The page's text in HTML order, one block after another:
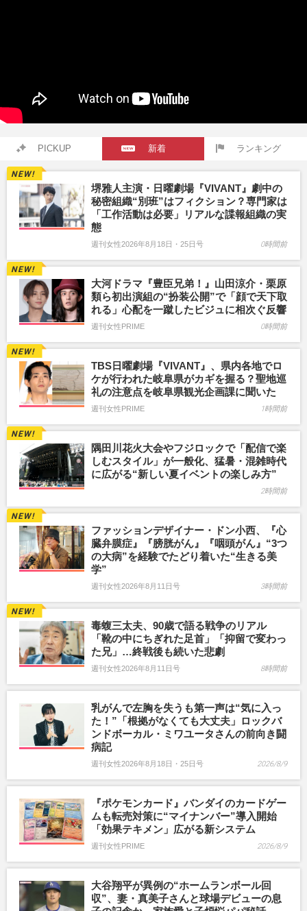
PICKUP 新着 ランキング
堺雅人主演・日曜劇場『VIVANT』劇中の
秘密組織“別班”はフィクション？専門家は
「工作活動は必要」リアルな諜報組織の実
態
週刊女性2026年8月18日・25日号 0時間前
大河ドラマ『豊臣兄弟！』山田涼介・栗原
類ら初出演組の“扮装公開”で「顔で天下取
れる」心配を一蹴したビジュに相次ぐ反響
週刊女性PRIME 0時間前
TBS日曜劇場『VIVANT』、県内各地でロ
ケが行われた岐阜県がカギを握る？聖地巡
礼の注意点を岐阜県観光企画課に聞いた
週刊女性PRIME 1時間前
隅田川花火大会やフジロックで「配信で楽
しむスタイル」が一般化、猛暑・混雑時代
に広がる“新しい夏イベントの楽しみ方”
2時間前
ファッションデザイナー・ドン小西、『心
臓弁膜症』『膀胱がん』『咽頭がん』“3つ
の大病”を経験でたどり着いた“生きる美
学”
週刊女性2026年8月11日号 3時間前
毒蝮三太夫、90歳で語る戦争のリアル
「靴の中にちぎれた足首」「抑留で変わっ
た兄」…終戦後も続いた悲劇
週刊女性2026年8月11日号 8時間前
乳がんで左胸を失うも第一声は“気に入っ
た！”「根拠がなくても大丈夫」ロックバ
ンドボーカル・ミワユータさんの前向き闘
病記
週刊女性2026年8月18日・25日号 2026/8/9
『ポケモンカード』バンダイのカードゲー
ムも転売対策に“マイナンバー”導入開始
「効果テキメン」広がる新システム
週刊女性PRIME 2026/8/9
大谷翔平が異例の“ホームランボール回
収”、妻・真美子さんと球場デビューの息